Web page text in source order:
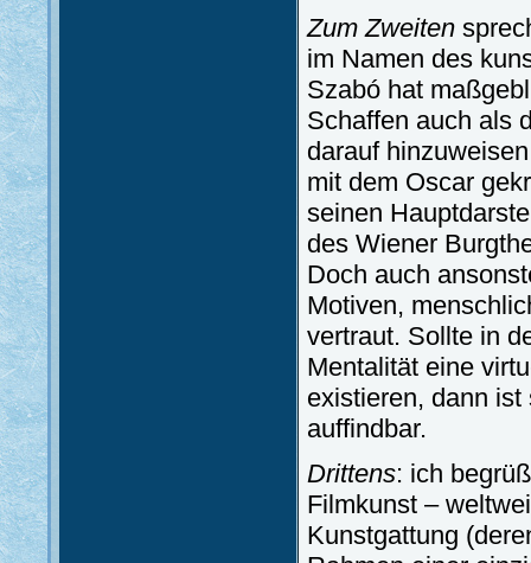
Zum Zweiten
im Namen des
Szabó hat
Schaffen auch als
darauf
mit dem Oscar
seinen
des Wiener
Doch auch
Motiven,
vertraut. Sollte in
Mentalität eine
existieren, dann
auffindbar.
Drittens: ich
Filmkunst –
Kunstgattung